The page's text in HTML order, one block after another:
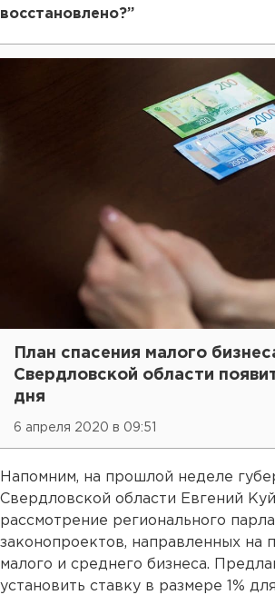
восстановлено?”
План спасения малого
Свердловской области
дня
6 апреля 2020 в 09:51
Напомним, на прошлой неделе
Свердловской области Евгений
рассмотрение регионального
законопроектов, направленных на
малого и среднего бизнеса.
установить ставку в размере 1% для